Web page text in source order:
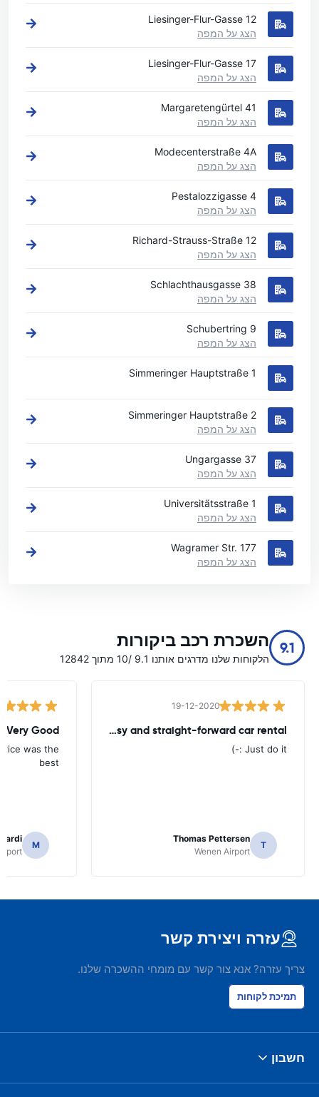
Liesinger-Flur-Gasse 12
הצג על המפה
Liesinger-Flur-Gasse 17
הצג על המפה
Margaretengürtel 41
הצג על המפה
Modecenterstraße 4A
הצג על המפה
Pestalozzigasse 4
הצג על המפה
Richard-Strauss-Straße 12
הצג על המפה
Schlachthausgasse 38
הצג על המפה
Schubertring 9
הצג על המפה
Simmeringer Hauptstraße 1
Simmeringer Hauptstraße 2
הצג על המפה
Ungargasse 37
הצג על המפה
Universitätsstraße 1
הצג על המפה
Wagramer Str. 177
הצג על המפה
9.1 השכרת רכב ביקורות
הלקוחות שלנו מדרגים אותנו 9.1 /10 מתוך 12842
19-12-2020
Easy and straight-forward car rental
Just do it :-)
T
Thomas Pettersen
Wenen Airport
Very Good
was the
best
M
עזרה ויצירת קשר
צריך עזרה? אנא צור קשר עם מומחי ההשכרה שלנו.
תמיכת לקוחות
חשבון